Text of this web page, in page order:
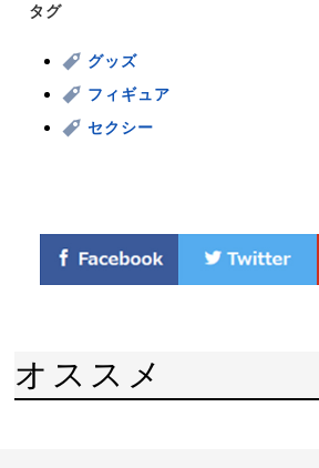
タグ
グッズ
フィギュア
セクシー
オススメ